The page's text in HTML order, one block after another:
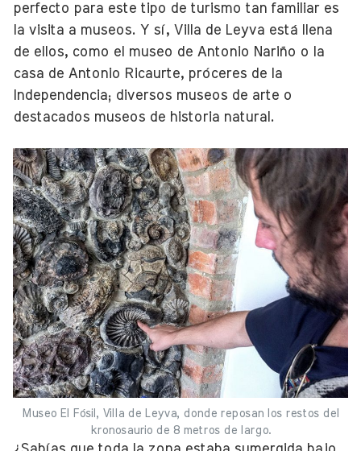
perfecto para este tipo de turismo tan familiar es
la visita a museos. Y sí, Villa de Leyva está llena
de ellos, como el museo de Antonio Nariño o la
casa de Antonio Ricaurte, próceres de la
Independencia; diversos museos de arte o
destacados museos de historia natural.
Museo El Fósil, Villa de Leyva, donde reposan los restos del
kronosaurio de 8 metros de largo.